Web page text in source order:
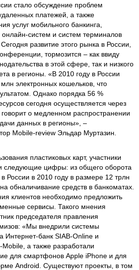
стало обсуждение проблем
платежей, а также
услуг мобильного банкинга,
систем и систем терминалов
развитие этого рынка в России,
тормозится – как ввиду
в этой сфере, так и низкого
в регионы. «В 2010 году в России
электронных кошельков, что
Однако порядка 56 %
сегодня осуществляется через
о медленном распространении
данных в регионы», –
Mobile-review Эльдар Муртазин.
пластиковых карт, участники
следующие цифры: из общего оборота
России в 2010 году в размере 12 трлн
обналичивание средств в банкоматах.
клиентов необходимо предложить
сервисы. Такого мнения
председателя правления
«Мы внедрили системы
Интернет-банк SIAB-Online и
а также разработали
для смартфонов Apple iPhone и для
Android. Существуют проекты, в том